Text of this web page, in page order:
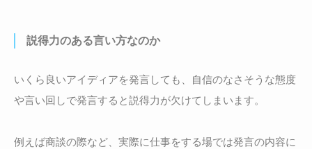
説得力のある言い方なのか
いくら良いアイディアを発言しても、自信のなさそうな態度
や言い回しで発言すると説得力が欠けてしまいます。
例えば商談の際など、実際に仕事をする場では発言の内容に